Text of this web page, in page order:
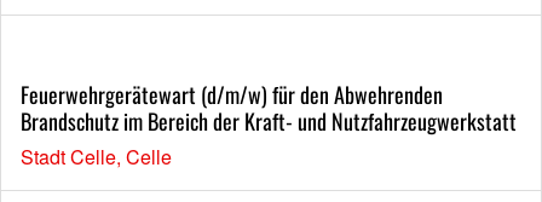
Feuerwehrgerätewart (d/m/w) für den Abwehrenden
Brandschutz im Bereich der Kraft- und Nutzfahrzeugwerkstatt
Stadt Celle, Celle